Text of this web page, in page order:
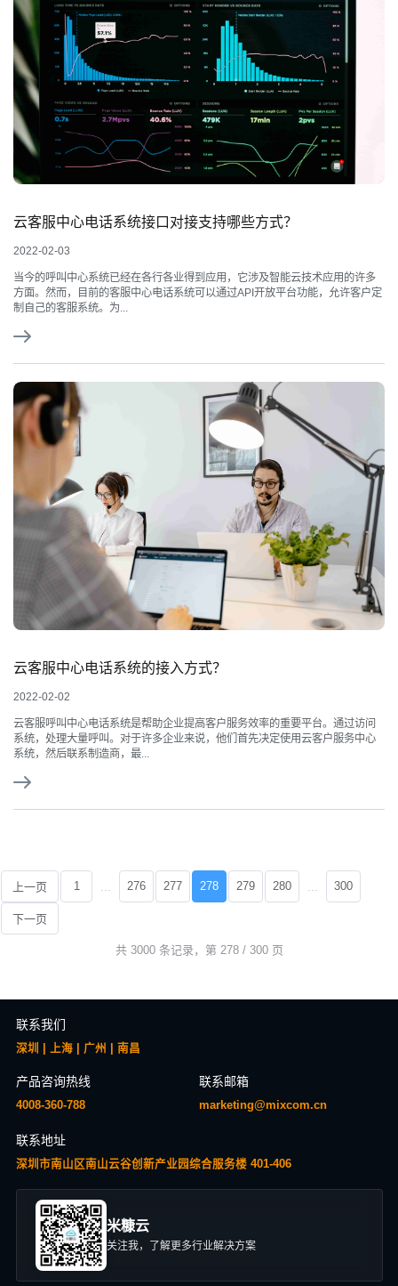
云客服中心电话系统接口对接支持哪些方式？
2022-02-03
当今的呼叫中心系统已经在各行各业得到应用，它涉及智能云技术应用的许多
方面。然而，目前的客服中心电话系统可以通过API开放平台功能，允许客户定
制自己的客服系统。为...
云客服中心电话系统的接入方式？
2022-02-02
云客服呼叫中心电话系统是帮助企业提高客户服务效率的重要平台。通过访问
系统，处理大量呼叫。对于许多企业来说，他们首先决定使用云客户服务中心
系统，然后联系制造商，最...
上一页 1 276 277 278 279 280 300
下一页
共 3000 条记录，第 278 / 300 页
联系我们
深圳 | 上海 | 广州 | 南昌
产品咨询热线
4008-360-788
联系邮箱
marketing@mixcom.cn
联系地址
深圳市南山区南山云谷创新产业园综合服务楼 401-406
米糠云
关注我，了解更多行业解决方案